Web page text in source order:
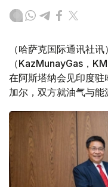
（哈萨克国际通讯社
（KazMunayGas，
在阿斯塔纳会见印度驻
加尔，双方就油气与能